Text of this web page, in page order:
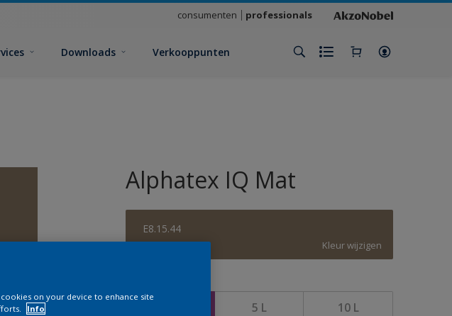
consumenten professionals
Downloads Verkooppunten
Alphatex IQ Mat
E8.15.44
Kleur wijzigen
5 L 10 L
on your device to enhance site
Info